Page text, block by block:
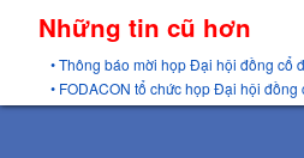
Những tin cũ hơn
• Thông báo mời họp Đại hội đồng cổ
• FODACON tổ chức họp Đại hội